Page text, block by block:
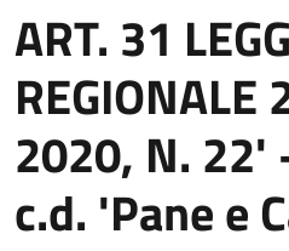
ART. 31
REGIONALE
2020, N.
c.d. 'Pane e